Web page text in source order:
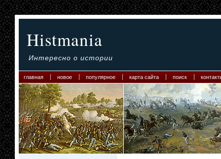
Histmania
Интересно о истории
главная новое популярное карта сайта поиск